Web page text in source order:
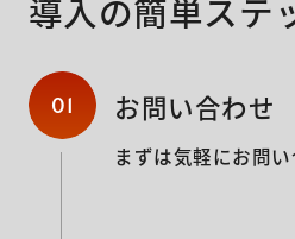
導入の簡単ステ
01 お問い合わせ
まずは気軽にお問い